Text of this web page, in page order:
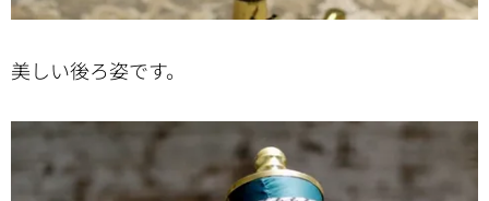
美しい後ろ姿です。